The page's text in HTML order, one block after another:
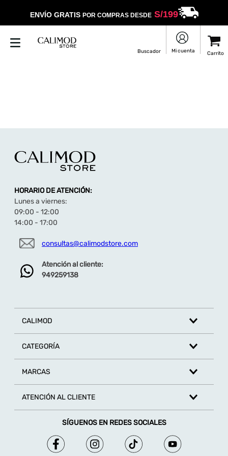
ENVÍO GRATIS POR COMPRAS DESDES/199
HORARIO DE ATENCIÓN:
Lunes a viernes:
09:00 - 12:00
14:00 - 17:00
consultas@calimodstore.com
Atención al cliente:
949259138
CALIMOD
CATEGORÍA
MARCAS
ATENCIÓN AL CLIENTE
SÍGUENOS EN REDES SOCIALES